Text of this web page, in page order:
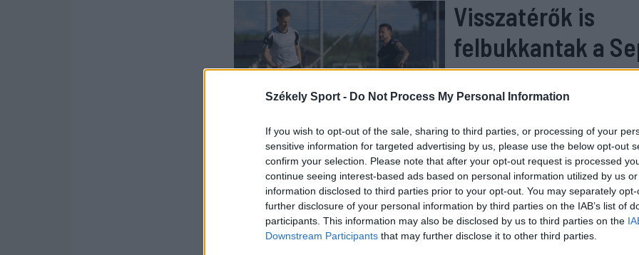
Székely Sport - Do Not Process My Personal Information
If you wish to opt-out of the sale, sharing to third parties, or processing of your
sensitive information for targeted advertising by us, please use the below opt-out
confirm your selection. Please note that after your opt-out request is processed
continue seeing interest-based ads based on personal information utilized by us
information disclosed to third parties prior to your opt-out. You may separately
further disclosure of your personal information by third parties on the IAB’s list of
participants. This information may also be disclosed by us to third parties on the
Downstream Participants that may further disclose it to other third parties.
Visszatérők is
felbukkantak a
OSK első edzésén
A labdarúgás világában a legmagasabb edzői képesítést az UEFA Pro
jelenti. Ez a képzés a C, B és A-licencet követően érhető el, rendkívül
és alapos felkészültséget igényel a jelentkezőktől.